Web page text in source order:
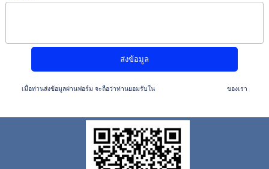
เมื่อท่านส่งข้อมูลผ่านฟอร์ม จะถือว่าท่านยอมรับในนโยบายความเป็นส่วนตัว ของเรา